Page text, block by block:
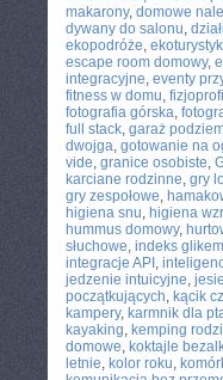
makarony, domowe
dywany do salonu,
ekopodróże,
escape room domowy,
integracyjne, eventy
fitness w domu,
fotografia górska,
full stack, garaż
dwojga, gotowanie na
vide, granice osobiste,
karciane rodzinne, gry
gry zespołowe,
higiena snu, higiena
hummus domowy,
słuchowe, indeks
integracje API ,
jedzenie intuicyjne,
początkujących, kącik
kampery, karmnik dla
kayaking, kemping
domowe, koktajle
letnie, kolor roku,